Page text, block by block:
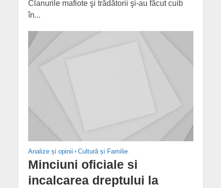
Clanurile mafiote şi trădătorii şi-au făcut cuib
în...
Analize și opinii • Cultură și Familie
Minciuni oficiale si
incalcarea dreptului la